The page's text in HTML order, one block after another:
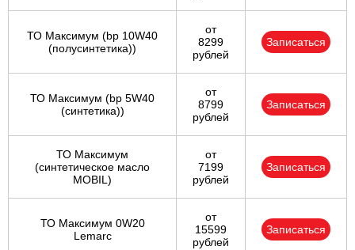
ТО Максимум (bp 10W40
(полусинтетика))
от
8299
рублей
Записаться
ТО Максимум (bp 5W40
(синтетика))
от
8799
рублей
Записаться
ТО Максимум
(cинтетическое масло
MOBIL)
от
7199
рублей
Записаться
ТО Максимум 0W20
Lemarc
от
15599
рублей
Записаться